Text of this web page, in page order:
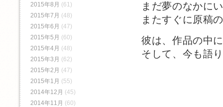
まだ夢のなかに
またすぐに原稿
彼は、作品の中
そして、今も語
2015年8月 (61)
2015年7月 (48)
2015年6月 (47)
2015年5月 (60)
2015年4月 (48)
2015年3月 (62)
2015年2月 (47)
2015年1月 (55)
2014年12月 (45)
2014年11月 (60)